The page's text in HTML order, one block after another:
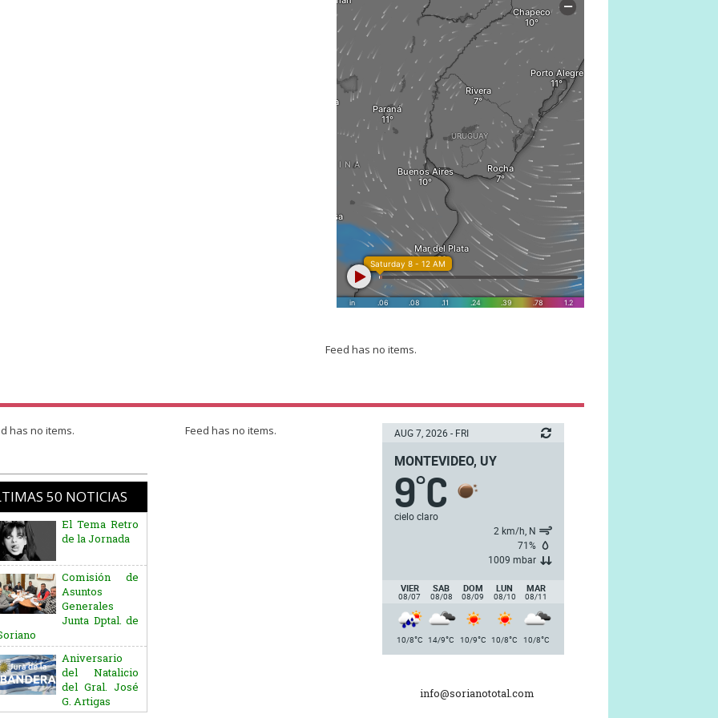
Feed has no items.
has no items.
50 NOTICIAS
Comisión de
Asuntos
Junta Dptal. de
Aniversario
del Natalicio
G. Artigas
Batallón
“Asencio” de
Infantería N° 5
Feed has no items. AUG 7, 2026 - FRI
MONTEVIDEO, UY
9°C
cielo claro
2 km/h, N
71%
1009 mbar
VIER
08/07
SAB
08/08
DOM
08/09
LUN
08/10
MAR
08/11
10/8°C 14/9°C 10/9°C 10/8°C 10/8°C
info@sorianototal.com